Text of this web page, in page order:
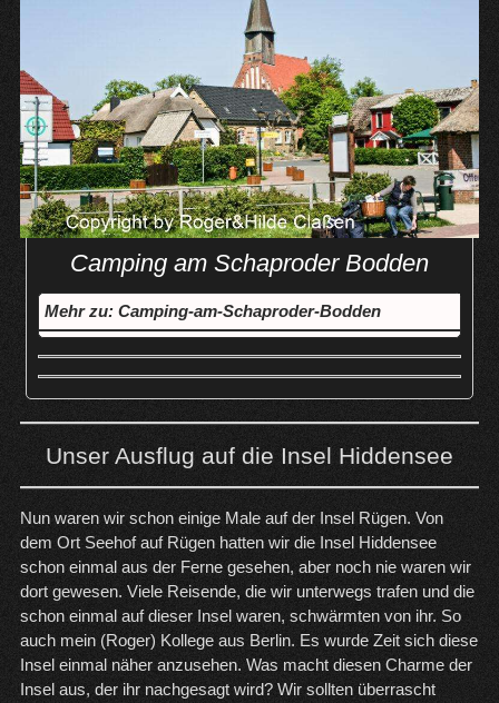
Camping am Schaproder Bodden
Mehr zu: Camping-am-Schaproder-Bodden
Unser Ausflug auf die Insel Hiddensee
Nun waren wir schon einige Male auf der Insel Rügen. Von
dem Ort Seehof auf Rügen hatten wir die Insel Hiddensee
schon einmal aus der Ferne gesehen, aber noch nie waren wir
dort gewesen. Viele Reisende, die wir unterwegs trafen und die
schon einmal auf dieser Insel waren, schwärmten von ihr. So
auch mein (Roger) Kollege aus Berlin. Es wurde Zeit sich diese
Insel einmal näher anzusehen. Was macht diesen Charme der
Insel aus, der ihr nachgesagt wird? Wir sollten überrascht